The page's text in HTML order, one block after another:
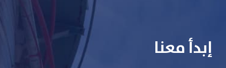
إبدأ معنا